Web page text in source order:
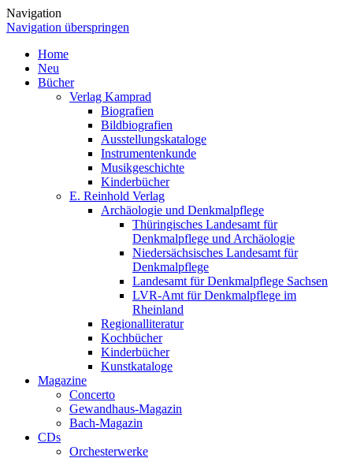
Navigation
Navigation überspringen
Home
Neu
Bücher
Verlag Kamprad
Biografien
Bildbiografien
Ausstellungskataloge
Instrumentenkunde
Musikgeschichte
Kinderbücher
E. Reinhold Verlag
Archäologie und Denkmalpflege
Thüringisches Landesamt für
Denkmalpflege und Archäologie
Niedersächsisches Landesamt für
Denkmalpflege
Landesamt für Denkmalpflege Sachsen
LVR-Amt für Denkmalpflege im
Rheinland
Regionalliteratur
Kochbücher
Kinderbücher
Kunstkataloge
Magazine
Concerto
Gewandhaus-Magazin
Bach-Magazin
CDs
Orchesterwerke